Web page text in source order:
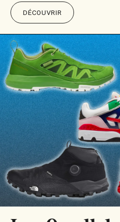
DÉCOUVRIR